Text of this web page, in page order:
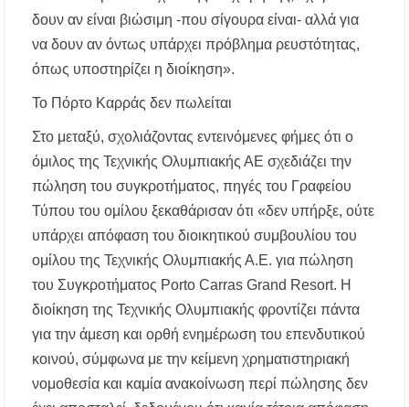
δουν αν είναι βιώσιμη -που σίγουρα είναι- αλλά για
να δουν αν όντως υπάρχει πρόβλημα ρευστότητας,
όπως υποστηρίζει η διοίκηση».
Το Πόρτο Καρράς δεν πωλείται
Στο μεταξύ, σχολιάζοντας εντεινόμενες φήμες ότι ο
όμιλος της Τεχνικής Ολυμπιακής ΑΕ σχεδιάζει την
πώληση του συγκροτήματος, πηγές του Γραφείου
Τύπου του ομίλου ξεκαθάρισαν ότι «δεν υπήρξε, ούτε
υπάρχει απόφαση του διοικητικού συμβουλίου του
ομίλου της Τεχνικής Ολυμπιακής Α.Ε. για πώληση
του Συγκροτήματος Porto Carras Grand Resort. Η
διοίκηση της Τεχνικής Ολυμπιακής φροντίζει πάντα
για την άμεση και ορθή ενημέρωση του επενδυτικού
κοινού, σύμφωνα με την κείμενη χρηματιστηριακή
νομοθεσία και καμία ανακοίνωση περί πώλησης δεν